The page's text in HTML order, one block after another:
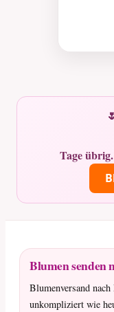
Tage
Blumen senden
Blumenversand
unkompliziert wie